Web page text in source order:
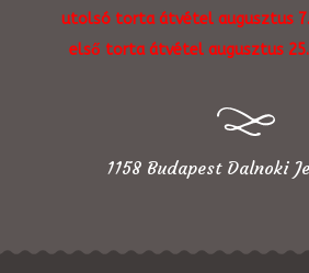
utolsó torta átvétel augusztus
első torta átvétel augusztus
1158 Budapest Dalnoki